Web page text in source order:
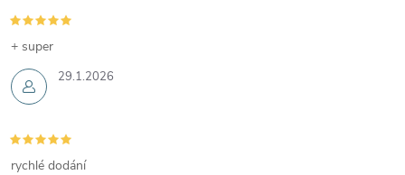
29.1.2026
+ super
rychlé dodání